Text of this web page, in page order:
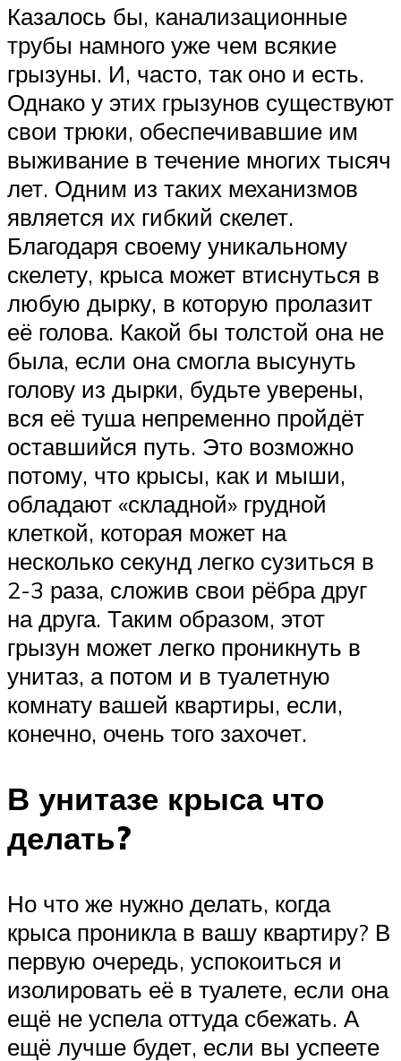
Казалось бы, канализационные
трубы намного уже чем всякие
грызуны. И, часто, так оно и есть.
Однако у этих грызунов существуют
свои трюки, обеспечивавшие им
выживание в течение многих тысяч
лет. Одним из таких механизмов
является их гибкий скелет.
Благодаря своему уникальному
скелету, крыса может втиснуться в
любую дырку, в которую пролазит
её голова. Какой бы толстой она не
была, если она смогла высунуть
голову из дырки, будьте уверены,
вся её туша непременно пройдёт
оставшийся путь. Это возможно
потому, что крысы, как и мыши,
обладают «складной» грудной
клеткой, которая может на
несколько секунд легко сузиться в
2-3 раза, сложив свои рёбра друг
на друга. Таким образом, этот
грызун может легко проникнуть в
унитаз, а потом и в туалетную
комнату вашей квартиры, если,
конечно, очень того захочет.
В унитазе крыса что
делать?
Но что же нужно делать, когда
крыса проникла в вашу квартиру? В
первую очередь, успокоиться и
изолировать её в туалете, если она
ещё не успела оттуда сбежать. А
ещё лучше будет, если вы успеете